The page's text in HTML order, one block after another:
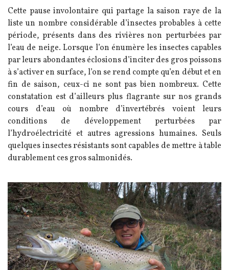
Cette pause involontaire qui partage la saison raye de la
liste un nombre considérable d’insectes probables à cette
période, présents dans des rivières non perturbées par
l’eau de neige. Lorsque l’on énumère les insectes capables
par leurs abondantes éclosions d’inciter des gros poissons
à s’activer en surface, l’on se rend compte qu’en début et en
fin de saison, ceux-ci ne sont pas bien nombreux. Cette
constatation est d’ailleurs plus flagrante sur nos grands
cours d’eau où nombre d’invertébrés voient leurs
conditions de développement perturbées par
l’hydroélectricité et autres agressions humaines. Seuls
quelques insectes résistants sont capables de mettre à table
durablement ces gros salmonidés.
Image